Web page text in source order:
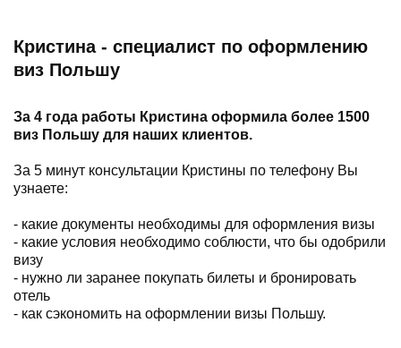
Кристина - специалист по оформлению
виз Польшу
За 4 года работы Кристина оформила более 1500
виз Польшу для наших клиентов.
За 5 минут консультации Кристины по телефону Вы
узнаете:
- какие документы необходимы для оформления визы
- какие условия необходимо соблюсти, что бы одобрили
визу
- нужно ли заранее покупать билеты и бронировать
отель
- как сэкономить на оформлении визы Польшу.